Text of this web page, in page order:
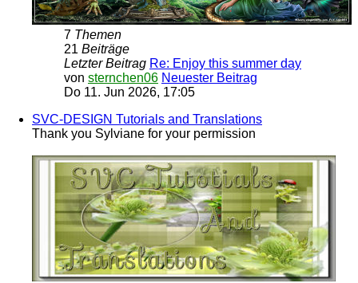
7 Themen
21 Beiträge
Letzter Beitrag Re: Enjoy this summer day
von sternchen06 Neuester Beitrag
Do 11. Jun 2026, 17:05
SVC-DESIGN Tutorials and Translations
Thank you Sylviane for your permission